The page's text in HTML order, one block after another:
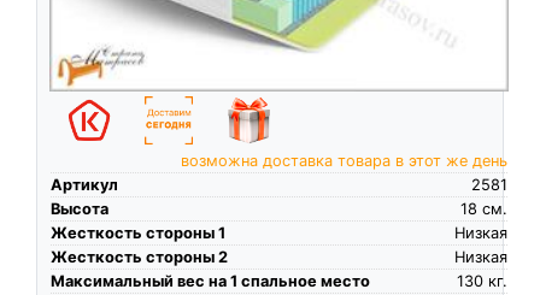
возможна доставка товара в этот же день
Артикул
2581
Высота
см.
18
Жесткость стороны 1
Низкая
Жесткость стороны 2
Низкая
Максимальный вес на 1 спальное место
кг.
130